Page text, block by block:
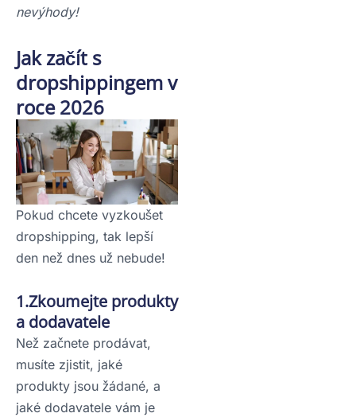
nevýhody!
Jak začít s
dropshippingem v
roce 2026
Pokud chcete vyzkoušet
dropshipping, tak lepší
den než dnes už nebude!
1.Zkoumejte produkty
a dodavatele
Než začnete prodávat,
musíte zjistit, jaké
produkty jsou žádané, a
jaké dodavatele vám je